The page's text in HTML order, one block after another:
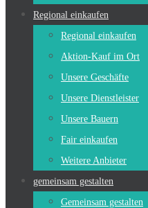
Regional einkaufen
Regional einkaufen
Aktion-Kauf im Ort
Unsere Geschäfte
Unsere Dienstleister
Unsere Bauern
Fair einkaufen
Weitere Anbieter
gemeinsam gestalten
Gemeinsam gestalten